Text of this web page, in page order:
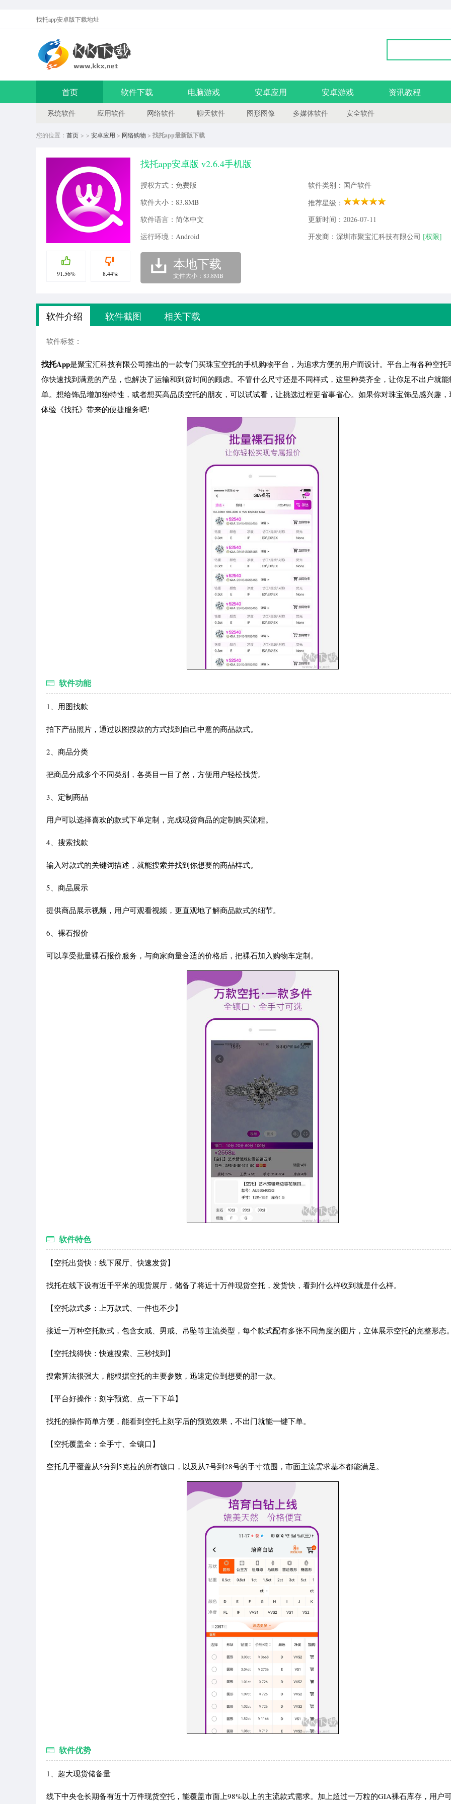
找托app安卓版下载地址
首页 软件下载 电脑游戏 安卓应用 安卓游戏 资讯教程
系统软件 应用软件 网络软件 聊天软件 图形图像 多媒体软件 安全软件
您的位置： 首页 > > 安卓应用 > 网络购物 > 找托app最新版下载
91.56% 8.44%
找托app安卓版 v2.6.4手机版
授权方式：免费版
软件类别：国产软件
软件大小：83.8MB
推荐星级：
软件语言：简体中文
更新时间：2026-07-11
运行环境：Android
开发商：深圳市聚宝汇科技有限公司 [权限]
本地下载
文件大小：83.8MB
软件介绍 软件截图 相关下载
软件标签：
找托App是聚宝汇科技有限公司推出的一款专门买珠宝空托的手机购物平台，为追求方便的用户而设计。平台上有各种空托
你快速找到满意的产品，也解决了运输和到货时间的顾虑。不管什么尺寸还是不同样式，这里种类齐全，让你足不出户就
单。想给饰品增加独特性，或者想买高品质空托的朋友，可以试试看，让挑选过程更省事省心。如果你对珠宝饰品感兴趣
体验《找托》带来的便捷服务吧!
软件功能
1、用图找款
拍下产品照片，通过以图搜款的方式找到自己中意的商品款式。
2、商品分类
把商品分成多个不同类别，各类目一目了然，方便用户轻松找货。
3、定制商品
用户可以选择喜欢的款式下单定制，完成现货商品的定制购买流程。
4、搜索找款
输入对款式的关键词描述，就能搜索并找到你想要的商品样式。
5、商品展示
提供商品展示视频，用户可观看视频，更直观地了解商品款式的细节。
6、裸石报价
可以享受批量裸石报价服务，与商家商量合适的价格后，把裸石加入购物车定制。
软件特色
【空托出货快：线下展厅、快速发货】
找托在线下设有近千平米的现货展厅，储备了将近十万件现货空托，发货快，看到什么样收到就是什么样。
【空托款式多：上万款式、一件也不少】
接近一万种空托款式，包含女戒、男戒、吊坠等主流类型，每个款式配有多张不同角度的图片，立体展示空托的完整形态
【空托找得快：快速搜索、三秒找到】
搜索算法很强大，能根据空托的主要参数，迅速定位到想要的那一款。
【平台好操作：刻字预览、点一下下单】
找托的操作简单方便，能看到空托上刻字后的预览效果，不出门就能一键下单。
【空托覆盖全：全手寸、全镶口】
空托几乎覆盖从5分到5克拉的所有镶口，以及从7号到28号的手寸范围，市面主流需求基本都能满足。
软件优势
1、超大现货储备量
线下中央仓长期备有近十万件现货空托，能覆盖市面上98%以上的主流款式需求。加上超过一万粒的GIA裸石库存，用户